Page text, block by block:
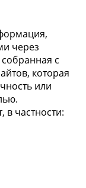
через
с
которая
или
частности: